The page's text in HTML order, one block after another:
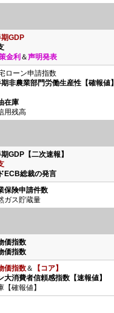
GDP
金利 ＆声明発表
ローン申請指数
非農業部門労働生産性【確報値】
在庫
用残高
GDP【二次速報】
ECB総裁の発言
保険申請件数
ガス貯蔵量
価指数
価指数
価指数＆
【コア】
大消費者信頼感指数【速報値】
【確報値】